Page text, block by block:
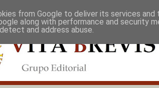
from Google to deliver its services
along with performance and security
and address abuse.